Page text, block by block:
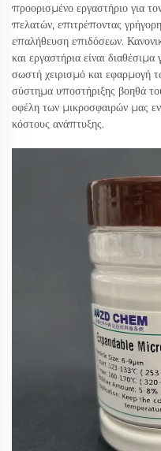
προορισμένο εργαστήριο για
πελατών, επιτρέποντας
επαλήθευση επιδόσεων.
και εργαστήρια είναι
σωστή χειρισμό και εφαρμογή
σύστημα υποστήριξης βοηθά
οφέλη των μικροσφαιρών μας
κόστους ανάπτυξης.